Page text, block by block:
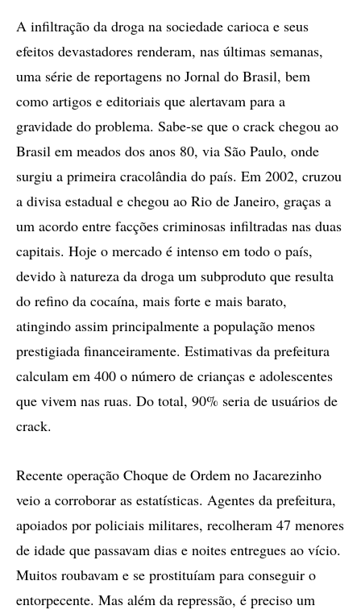
A infiltração da droga na sociedade carioca e seus
efeitos devastadores renderam, nas últimas semanas,
uma série de reportagens no Jornal do Brasil, bem
como artigos e editoriais que alertavam para a
gravidade do problema. Sabe-se que o crack chegou ao
Brasil em meados dos anos 80, via São Paulo, onde
surgiu a primeira cracolândia do país. Em 2002, cruzou
a divisa estadual e chegou ao Rio de Janeiro, graças a
um acordo entre facções criminosas infiltradas nas duas
capitais. Hoje o mercado é intenso em todo o país,
devido à natureza da droga um subproduto que resulta
do refino da cocaína, mais forte e mais barato,
atingindo assim principalmente a população menos
prestigiada financeiramente. Estimativas da prefeitura
calculam em 400 o número de crianças e adolescentes
que vivem nas ruas. Do total, 90% seria de usuários de
crack.
Recente operação Choque de Ordem no Jacarezinho
veio a corroborar as estatísticas. Agentes da prefeitura,
apoiados por policiais militares, recolheram 47 menores
de idade que passavam dias e noites entregues ao vício.
Muitos roubavam e se prostituíam para conseguir o
entorpecente. Mas além da repressão, é preciso um